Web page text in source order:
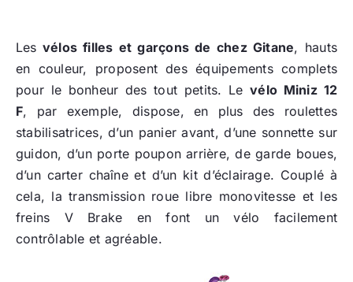
Les vélos filles et garçons de chez Gitane, hauts
en couleur, proposent des équipements complets
pour le bonheur des tout petits. Levélo Miniz 12
F, par exemple, dispose, en plus des roulettes
stabilisatrices, d’un panier avant, d’une sonnette sur
guidon, d’un porte poupon arrière, de garde boues,
d’un carter chaîne et d’un kit d’éclairage. Couplé à
cela, la transmission roue libre monovitesse et les
freins V Brake en font un vélo facilement
contrôlable et agréable.